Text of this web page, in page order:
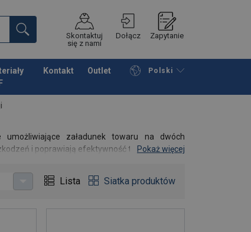
Skontaktuj
się z nami
Dołącz Zapytanie
Kontakt Outlet Polski
katalog Podsumowanie
załadunek towaru na dwóch
i poprawiają efektywność transportu.
Pokaż więcej
Lista Siatka produktów